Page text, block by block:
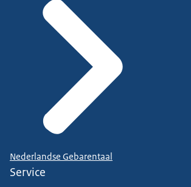
Nederlandse Gebarentaal
Service